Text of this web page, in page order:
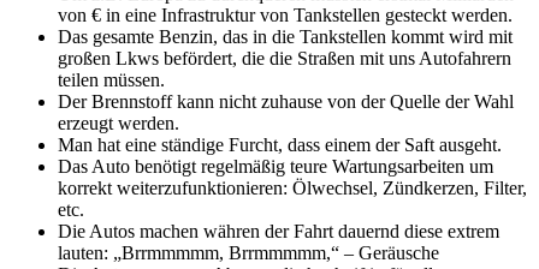
von € in eine Infrastruktur von Tankstellen gesteckt werden.
Das gesamte Benzin, das in die Tankstellen kommt wird mit
großen Lkws befördert, die die Straßen mit uns Autofahrern
teilen müssen.
Der Brennstoff kann nicht zuhause von der Quelle der Wahl
erzeugt werden.
Man hat eine ständige Furcht, dass einem der Saft ausgeht.
Das Auto benötigt regelmäßig teure Wartungsarbeiten um
korrekt weiterzufunktionieren: Ölwechsel, Zündkerzen, Filter,
etc.
Die Autos machen währen der Fahrt dauernd diese extrem
lauten: „Brrmmmmm, Brrmmmmm,“ – Geräusche